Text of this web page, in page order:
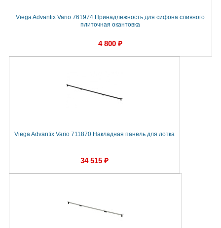
Viega Advantix Vario 761974 Принадлежность для сифона сливного
плиточная окантовка
4 800 ₽
Viega Advantix Vario 711870 Накладная панель для лотка
34 515 ₽